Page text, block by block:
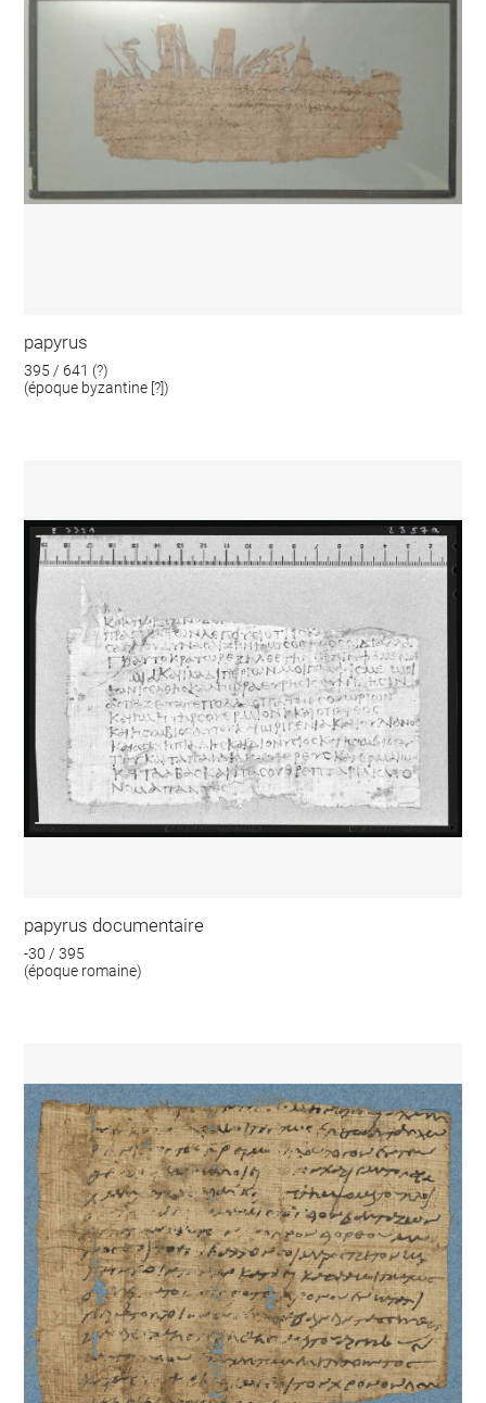
papyrus
395 / 641 (?)
(époque byzantine [?])
papyrus documentaire
-30 / 395
(époque romaine)